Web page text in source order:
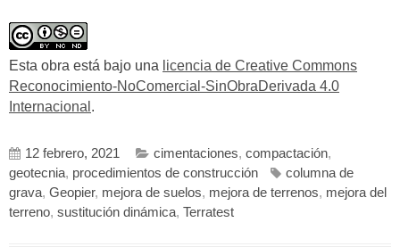
Esta obra está bajo una licencia de Creative Commons
Reconocimiento-NoComercial-SinObraDerivada 4.0
Internacional .
12 febrero, 2021 cimentaciones, compactación,
geotecnia, procedimientos de construcción
columna de
grava, Geopier, mejora de suelos, mejora de terrenos, mejora del
terreno, sustitución dinámica, Terratest